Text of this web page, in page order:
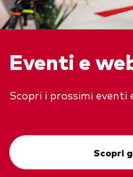
Eventi e
Scopri i prossimi eventi
Scopri